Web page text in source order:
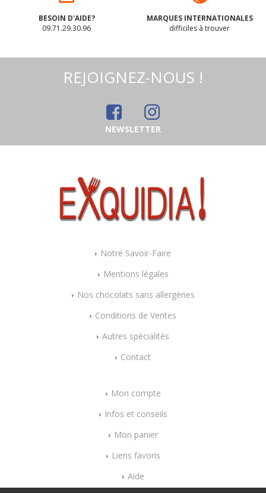
BESOIN D'AIDE?
09.71.29.30.96
MARQUES INTERNATIONALES
difficiles à trouver
REJOIGNEZ-NOUS !
NEWSLETTER
Notre Savoir-Faire
Mentions légales
Nos chocolats sans allergènes
Conditions de Ventes
Autres spécialités
Contact
Mon compte
Infos et conseils
Mon panier
Liens favoris
Aide